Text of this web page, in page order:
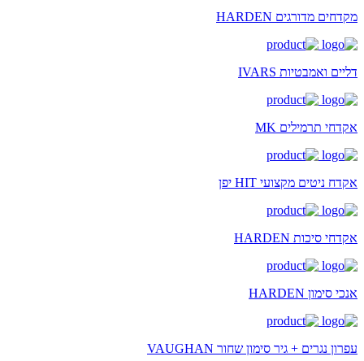
מקדחים מדורגים HARDEN
דליים ואמבטיות IVARS
אקדחי תרמילים MK
אקדח ניטים מקצועי HIT יפן
אקדחי סיכות HARDEN
אנכי סימון HARDEN
עפרון נגרים + גיר סימון שחור VAUGHAN